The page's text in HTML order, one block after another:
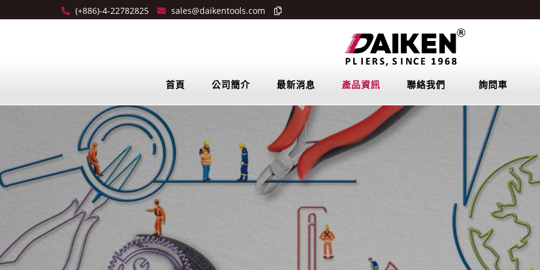
(+886)-4-22782825 sales@daikentools.com
首頁 公司簡介 最新消息 產品資訊 聯絡我們 詢問車